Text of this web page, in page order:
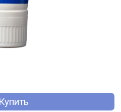
Купить